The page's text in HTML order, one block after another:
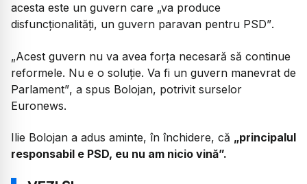
acesta este un guvern care „va produce
disfuncționalități, un guvern paravan pentru PSD”.
„Acest guvern nu va avea forța necesară să continue
reformele. Nu e o soluție. Va fi un guvern manevrat de
Parlament”, a spus Bolojan, potrivit surselor
Euronews.
Ilie Bolojan a adus aminte, în închidere, că „principalul
responsabil e PSD, eu nu am nicio vină”.